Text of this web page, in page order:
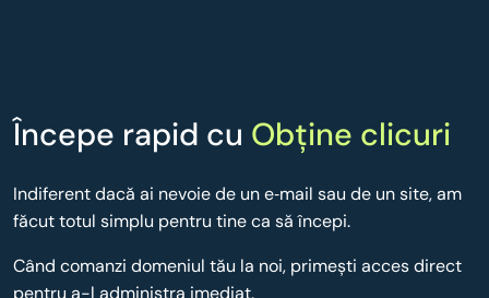
Începe rapid cu Obține clicuri
Indiferent dacă ai nevoie de un e‑mail sau de un site, am
făcut totul simplu pentru tine ca să începi.
Când comanzi domeniul tău la noi, primești acces direct
pentru a-l administra imediat.